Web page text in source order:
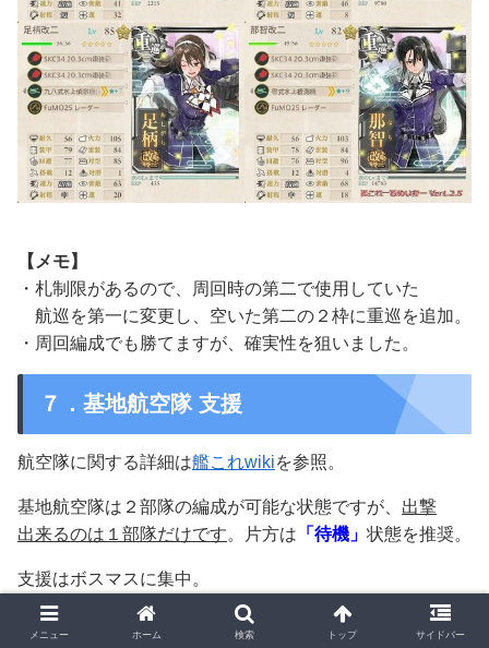
【メモ】
・札制限があるので、周回時の第二で使用していた
航巡を第一に変更し、空いた第二の２枠に重巡を追加。
・周回編成でも勝てますが、確実性を狙いました。
７．基地航空隊 支援
航空隊に関する詳細は艦これwikiを参照。
基地航空隊は２部隊の編成が可能な状態ですが、 出撃
出来るのは１部隊だけです。片方は 「待機」 状態を推奨。
支援はボスマスに集中。
零式艦戦21型(熟練)
等を採用することでボスマス出撃可
能。
メニュー ホーム 検索 トップ サイドバー